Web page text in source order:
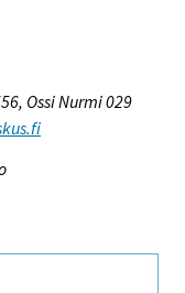
Ossi Nurmi 029